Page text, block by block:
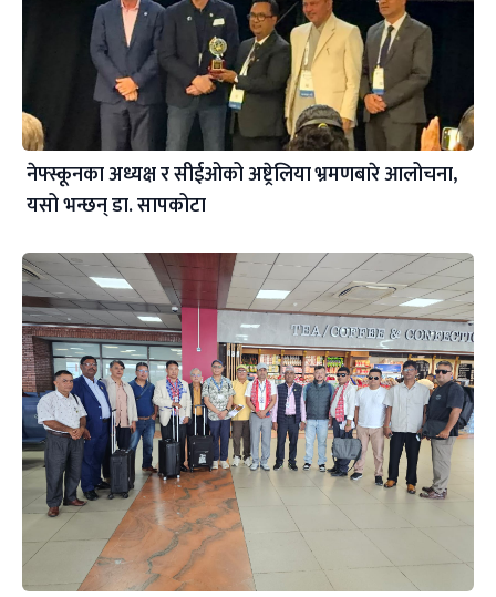
नेफ्स्कूनका अध्यक्ष र सीईओको अष्ट्रेलिया भ्रमणबारे आलोचना,
यसो भन्छन् डा‍. सापकोटा